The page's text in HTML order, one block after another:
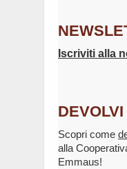
Iscriviti alla
Scopri come
alla
Emmaus!